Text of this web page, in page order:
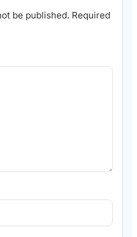
be published. Required